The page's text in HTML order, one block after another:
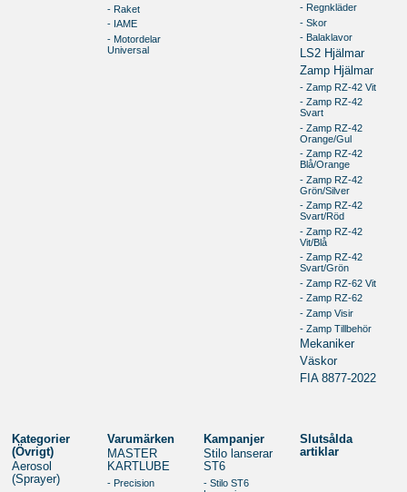
- Raket
- IAME
- Motordelar
Universal
- Regnkläder
- Skor
- Balaklavor
LS2 Hjälmar
Zamp Hjälmar
- Zamp RZ-42 Vit
- Zamp RZ-42
Svart
- Zamp RZ-42
Orange/Gul
- Zamp RZ-42
Blå/Orange
- Zamp RZ-42
Grön/Silver
- Zamp RZ-42
Svart/Röd
- Zamp RZ-42
Vit/Blå
- Zamp RZ-42
Svart/Grön
- Zamp RZ-62 Vit
- Zamp RZ-62
- Zamp Visir
- Zamp Tillbehör
Mekaniker
Väskor
FIA 8877-2022
Kategorier
(Övrigt)
Aerosol
(Sprayer)
Varumärken
MASTER
KARTLUBE
- Precision
Kampanjer
Stilo lanserar
ST6
- Stilo ST6
Slutsålda
artiklar